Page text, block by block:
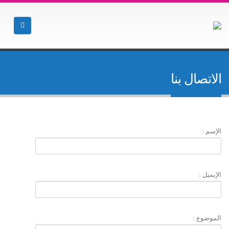
الاتصال بنا
الإسم :
الإيميل :
الموضوع :